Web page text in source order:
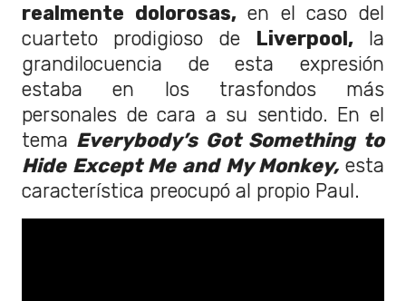
realmente dolorosas,en el caso del
cuarteto prodigioso de Liverpool,la
grandilocuencia de esta expresión
estaba en los trasfondos más
personales de cara a su sentido. En el
tema Everybody’s Got Something to
Hide Except Me and My Monkey, esta
característica preocupó al propio Paul.